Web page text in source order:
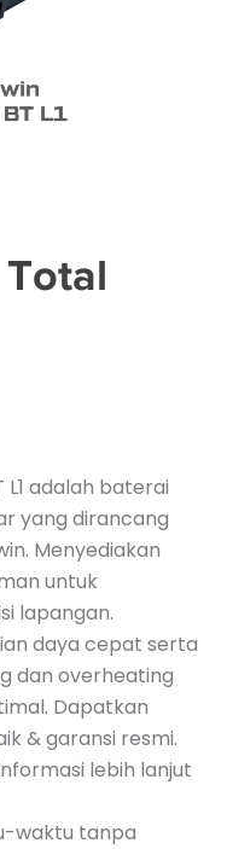
adalah baterai
yang dirancang
Menyediakan
untuk
lapangan.
daya cepat serta
dan overheating
Dapatkan
& garansi resmi.
lebih lanjut
waktu tanpa